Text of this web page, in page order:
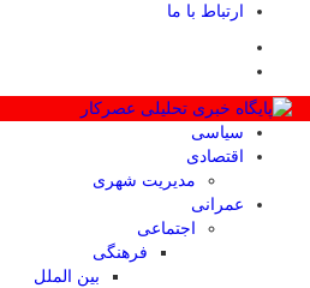
ارتباط با ما
سیاسی
اقتصادی
مدیریت شهری
عمرانی
اجتماعی
فرهنگی
بین الملل